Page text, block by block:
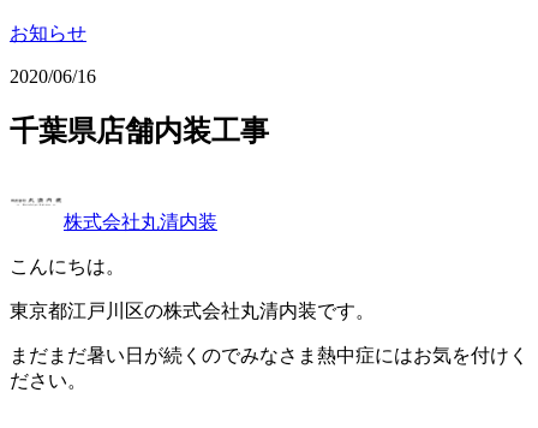
お知らせ
2020/06/16
千葉県店舗内装工事
株式会社丸清内装
こんにちは。
東京都江戸川区の株式会社丸清内装です。
まだまだ暑い日が続くのでみなさま熱中症にはお気を付けく
ださい。